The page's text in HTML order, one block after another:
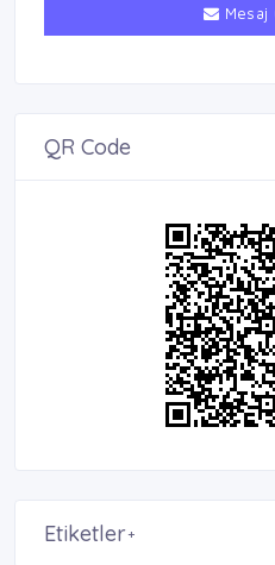
Mesaj
QR Code
Etiketler+